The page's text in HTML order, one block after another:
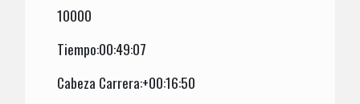
10000
Tiempo:00:49:07
Cabeza Carrera:+00:16:50